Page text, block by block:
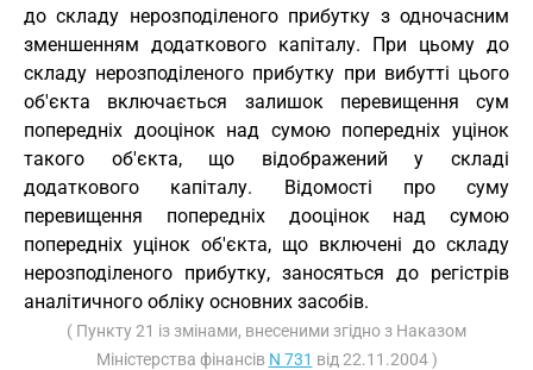
до складу нерозподіленого прибутку з одночасним
зменшенням додаткового капіталу. При цьому до
складу нерозподіленого прибутку при вибутті цього
об'єкта включається залишок перевищення сум
попередніх дооцінок над сумою попередніх уцінок
такого об'єкта, що відображений у складі
додаткового капіталу. Відомості про суму
перевищення попередніх дооцінок над сумою
попередніх уцінок об'єкта, що включені до складу
нерозподіленого прибутку, заносяться до регістрів
аналітичного обліку основних засобів.
( Пункту 21 із змінами, внесеними згідно з Наказом
Міністерства фінансів N 731 від 22.11.2004 )